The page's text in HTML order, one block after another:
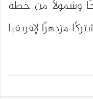
وشمولًا من خطة
مزدهرًا لإفريقيا